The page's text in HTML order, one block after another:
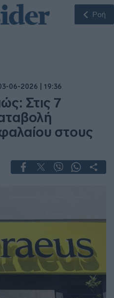
Ροή
06-2026 | 19:36
Στις 7
στους